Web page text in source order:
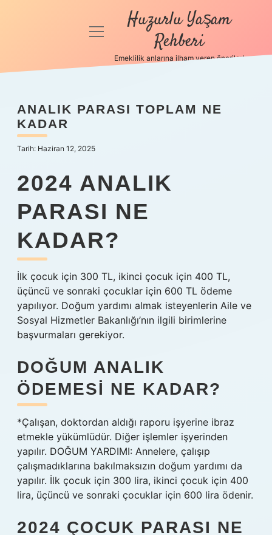
Anasayfa
Politikası
Yasal Uyarı
menüyü
Huzurlu Yaşam
Rehberi
Emeklilik anlarına ilham veren öneriler!
ANALIK PARASI TOPLAM NE
KADAR
Tarih: Haziran 12, 2025
2024 ANALIK
PARASI NE
KADAR?
İlk çocuk için 300 TL, ikinci çocuk için 400 TL,
üçüncü ve sonraki çocuklar için 600 TL ödeme
yapılıyor. Doğum yardımı almak isteyenlerin Aile ve
Sosyal Hizmetler Bakanlığı’nın ilgili birimlerine
başvurmaları gerekiyor.
DOĞUM ANALIK
ÖDEMESI NE KADAR?
*Çalışan, doktordan aldığı raporu işyerine ibraz
etmekle yükümlüdür. Diğer işlemler işyerinden
yapılır. DOĞUM YARDIMI: Annelere, çalışıp
çalışmadıklarına bakılmaksızın doğum yardımı da
yapılır. İlk çocuk için 300 lira, ikinci çocuk için 400
lira, üçüncü ve sonraki çocuklar için 600 lira ödenir.
2024 ÇOCUK PARASI NE